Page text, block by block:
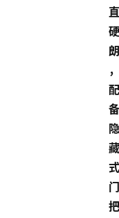
直
硬
朗
，
配
备
隐
藏
式
门
把